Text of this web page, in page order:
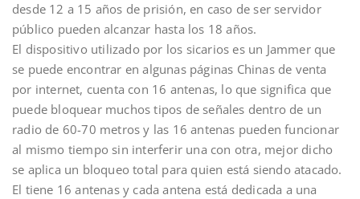
desde 12 a 15 años de prisión, en caso de ser servidor
público pueden alcanzar hasta los 18 años.
El dispositivo utilizado por los sicarios es un Jammer que
se puede encontrar en algunas páginas Chinas de venta
por internet, cuenta con 16 antenas, lo que significa que
puede bloquear muchos tipos de señales dentro de un
radio de 60-70 metros y las 16 antenas pueden funcionar
al mismo tiempo sin interferir una con otra, mejor dicho
se aplica un bloqueo total para quien está siendo atacado.
El tiene 16 antenas y cada antena está dedicada a una